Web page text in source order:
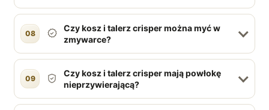
08
Czy kosz i talerz crisper można myć w
zmywarce?
09
Czy kosz i talerz crisper mają powłokę
nieprzywierającą?